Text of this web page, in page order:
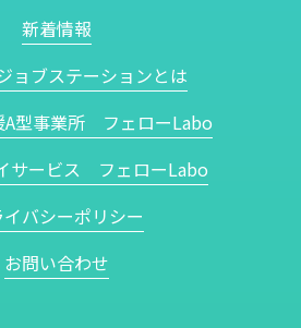
新着情報
ョブステーションとは
A型事業所 フェローLabo
サービス フェローLabo
イバシーポリシー
お問い合わせ